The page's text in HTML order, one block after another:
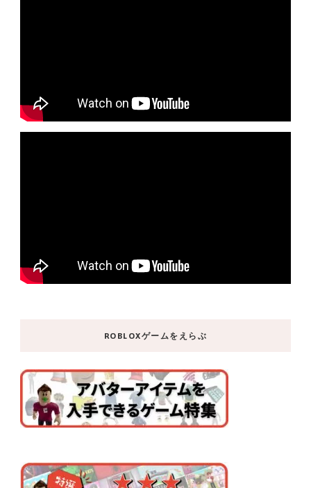
ROBLOXゲームをえらぶ